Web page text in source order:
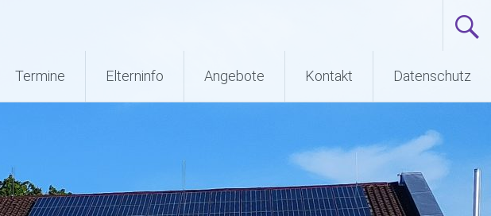
Termine Elterninfo Angebote Kontakt Datenschutz